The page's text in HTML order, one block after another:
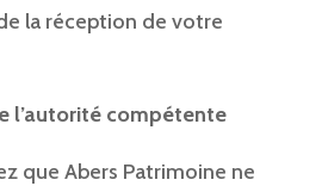
la réception de votre
l’autorité compétente
que Abers Patrimoine ne